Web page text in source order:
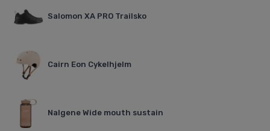
Salomon XA PRO Trailsko
Cairn Eon Cykelhjelm
Nalgene Wide mouth sustain